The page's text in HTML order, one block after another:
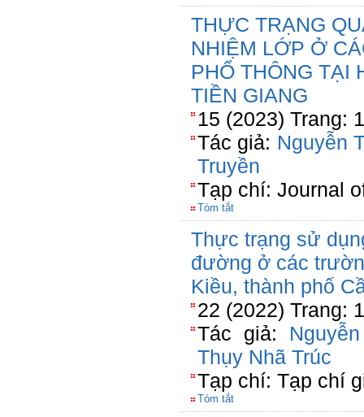
THỰC TRẠNG
NHIỆM LỚP Ở
PHỔ THÔNG TẠI
TIỀN GIANG
15 (2023) Trang:
Tác giả: Nguyễn
Truyền
Tạp chí: Journal
Tóm tắt
Thực trạng sử
đường ở các
Kiều, thành phố
22 (2022) Trang:
Tác giả:
Thụy Nhã Trúc
Tạp chí: Tạp chí
Tóm tắt